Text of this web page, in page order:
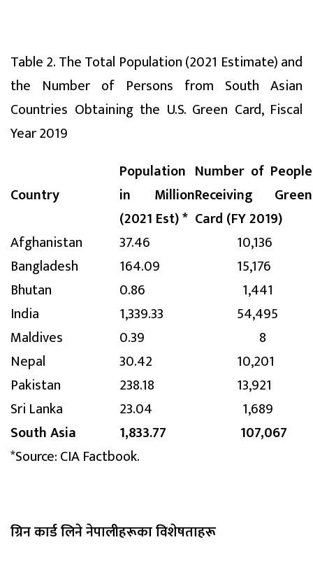
Table 2. The Total Population (2021 Estimate) and
the Number of Persons from South Asian
Countries Obtaining the U.S. Green Card, Fiscal
Year 2019
Country
Population
in Million
(2021 Est) *
Number of People
Receiving Green
Card (FY 2019)
Afghanistan
37.46 10,136
Bangladesh
164.09 15,176
Bhutan
0.86 1,441
India
1,339.33 54,495
Maldives
0.39 8
Nepal
30.42 10,201
Pakistan
238.18 13,921
Sri Lanka
23.04 1,689
South Asia
1,833.77 107,067
*Source: CIA Factbook.
ग्रिन कार्ड लिने नेपालीहरूका विशेषताहरू